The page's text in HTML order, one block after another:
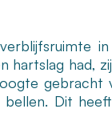
hartslag had,
gebracht
Dit